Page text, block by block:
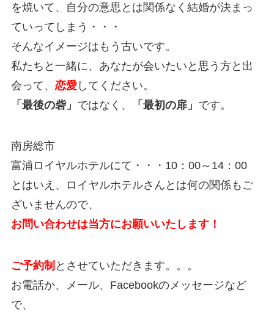
を焼いて、自分の意思とは関係なく結婚が決まっ
ていってしまう・・・
そんなイメージはもう古いです。
私たちと一緒に、あなたが会いたいと思う方と出
会って、 恋愛してください。
「最後の砦」 ではなく、 「最初の扉」 です。
南房総市
富浦ロイヤルホテルにて・・・10：00～14：00
とはいえ、ロイヤルホテルさんとは何の関係もご
ざいませんので、
お問い合わせは当方にお願いいたします！
ご予約制 とさせていただきます。。。
お電話か、メール、Facebookのメッセージなど
で、